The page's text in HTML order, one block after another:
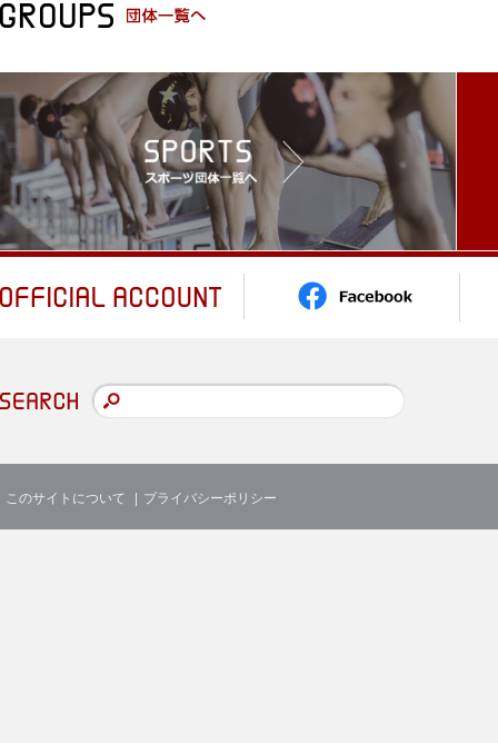
このサイトについて プライバシーポリシー